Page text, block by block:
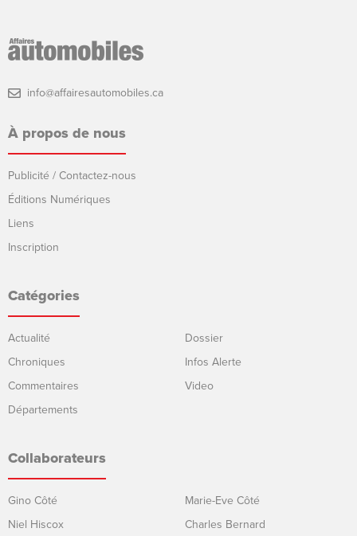
info@affairesautomobiles.ca
À propos de nous
Publicité / Contactez-nous
Éditions Numériques
Liens
Inscription
Catégories
Actualité
Chroniques
Commentaires
Départements
Dossier
Infos Alerte
Video
Collaborateurs
Gino Côté
Niel Hiscox
Marie-Eve Côté
Charles Bernard